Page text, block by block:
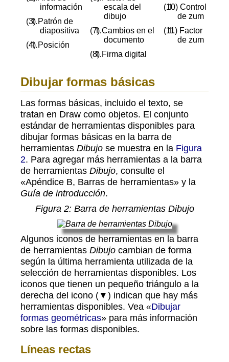
información
Patrón de
diapositiva
Posición
escala del
dibujo
Cambios en el
documento
Firma digital
Control
de zum
Factor
de zum
Dibujar formas básicas
Las formas básicas, incluido el texto, se
tratan en Draw como objetos. El conjunto
estándar de herramientas disponibles para
dibujar formas básicas en la barra de
herramientas Dibujo se muestra en la Figura
2. Para agregar más herramientas a la barra
de herramientas Dibujo, consulte el
«Apéndice B, Barras de herramientas» y la
Guía de introducción.
Figura 2: Barra de herramientas Dibujo
Algunos iconos de herramientas en la barra
de herramientas Dibujo cambian de forma
según la última herramienta utilizada de la
selección de herramientas disponibles. Los
iconos que tienen un pequeño triángulo a la
derecha del icono (▼) indican que hay más
herramientas disponibles. Vea «Dibujar
formas geométricas» para más información
sobre las formas disponibles.
Líneas rectas